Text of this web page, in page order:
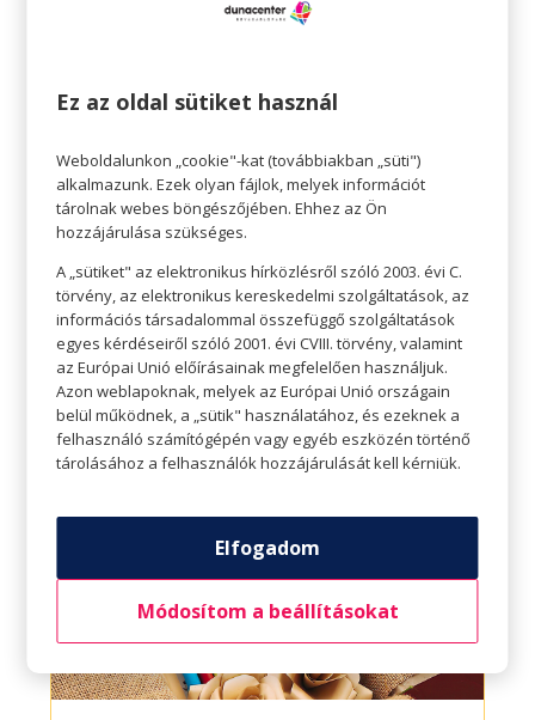
AMIÉRT JÓ, HA KUTYA VAN A
CSALÁDBAN
Ez az oldal sütiket használ
Weboldalunkon „cookie"-kat (továbbiakban „süti")
alkalmazunk. Ezek olyan fájlok, melyek információt
tárolnak webes böngészőjében. Ehhez az Ön
hozzájárulása szükséges.
A „sütiket" az elektronikus hírközlésről szóló 2003. évi C.
törvény, az elektronikus kereskedelmi szolgáltatások, az
információs társadalommal összefüggő szolgáltatások
egyes kérdéseiről szóló 2001. évi CVIII. törvény, valamint
az Európai Unió előírásainak megfelelően használjuk.
Azon weblapoknak, melyek az Európai Unió országain
belül működnek, a „sütik" használatához, és ezeknek a
felhasználó számítógépén vagy egyéb eszközén történő
tárolásához a felhasználók hozzájárulását kell kérniük.
Elfogadom
Módosítom a beállításokat